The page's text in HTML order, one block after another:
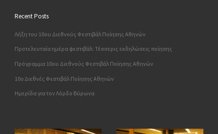
Recent Posts
Λήξη του 10ου Διεθνούς Φεστιβάλ Ποίησης Αθηνών
Προτελευταία ημέρα φεστιβάλ: Τέσσερις εκδηλώσεις ποίησης
Πρόγραμμα 10ου Διεθνούς Φεστιβάλ Ποίησης Αθηνών
10o Διεθνές Φεστιβάλ Ποίησης Αθηνών
Ημερίδα για τον Λόρδο Βύρωνα